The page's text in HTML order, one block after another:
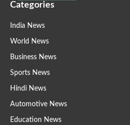
Categories
India News
World News
Business News
Sports News
Hindi News
Automotive News
Education News